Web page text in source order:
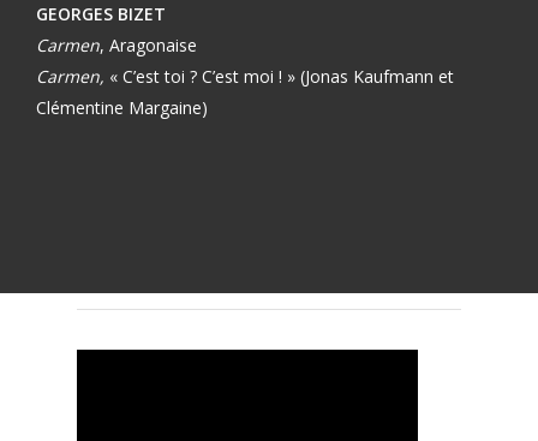
GEORGES BIZET
Carmen, Aragonaise
Carmen, « C’est toi ? C’est moi ! » (Jonas Kaufmann et
Clémentine Margaine)